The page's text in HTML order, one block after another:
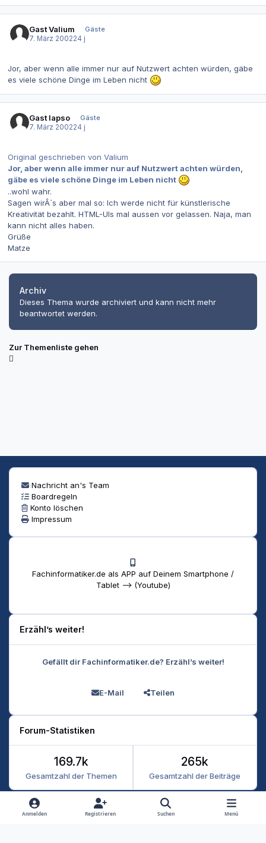
Gast Valium
Gäste
7. März 200224 j
Jor, aber wenn alle immer nur auf Nutzwert achten würden, gäbe
es viele schöne Dinge im Leben nicht
Gast lapso
Gäste
7. März 200224 j
Original geschrieben von Valium
Jor, aber wenn alle immer nur auf Nutzwert achten würden,
gäbe es viele schöne Dinge im Leben nicht
..wohl wahr.
Sagen wirÂ´s aber mal so: Ich werde nicht für künstlerische
Kreativität bezahlt. HTML-UIs mal aussen vor gelassen. Naja, man
kann nicht alles haben.
Grüße
Matze
Archiv
Dieses Thema wurde archiviert und kann nicht mehr
beantwortet werden.
Zur Themenliste gehen
Nachricht an's Team
Boardregeln
Konto löschen
Impressum
Fachinformatiker.de als APP auf Deinem Smartphone /
Tablet --> (Youtube)
Erzähl’s weiter!
Gefällt dir Fachinformatiker.de? Erzähl’s weiter!
E-Mail Teilen
Forum-Statistiken
Gesamtzahl der Themen
169.7k
Gesamtzahl der Beiträge
265k
Heller Modus
Dunkler Modus
Systemeinstellung
Anmelden Registrieren Suchen Menü